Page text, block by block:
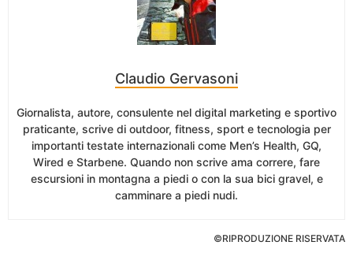
Claudio Gervasoni
Giornalista, autore, consulente nel digital marketing e sportivo
praticante, scrive di outdoor, fitness, sport e tecnologia per
importanti testate internazionali come Men’s Health, GQ,
Wired e Starbene. Quando non scrive ama correre, fare
escursioni in montagna a piedi o con la sua bici gravel, e
camminare a piedi nudi.
©RIPRODUZIONE RISERVATA